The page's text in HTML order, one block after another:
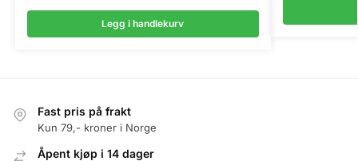
Legg i handlekurv
Fast pris på frakt
Kun 79,- kroner i Norge
Åpent kjøp i 14 dager